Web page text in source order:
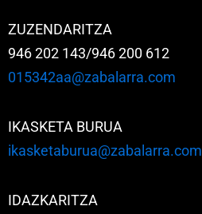
ZUZENDARITZA
946 202 143/946 200 612
015342aa@zabalarra.com
IKASKETA BURUA
ikasketaburua@zabalarra.com
IDAZKARITZA